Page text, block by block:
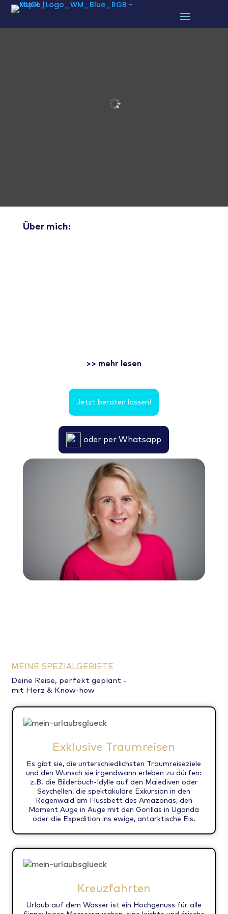
Über mich:
>> mehr lesen
Jetzt beraten lassen!
oder per Whatsapp
MEINE SPEZIALGEBIETE
Deine Reise, perfekt geplant -
mit Herz & Know-how
Exklusive Traumreisen
Es gibt sie, die unterschiedlichsten Traumreiseziele
und den Wunsch sie irgendwann erleben zu dürfen:
z.B. die Bilderbuch-Idylle auf den Malediven oder
Seychellen, die spektakuläre Exkursion in den
Regenwald am Flussbett des Amazonas, den
Moment Auge in Auge mit den Gorillas in Uganda
oder die Expedition ins ewige, antarktische Eis.
Kreuzfahrten
Urlaub auf dem Wasser ist ein Hochgenuss für alle